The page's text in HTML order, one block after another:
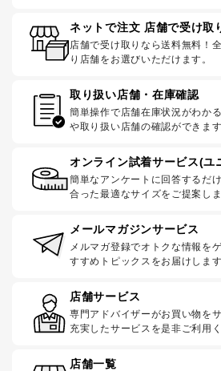
ネットで注文 店舗で受け取
店舗で受け取りなら送料無料！
り店舗をお選びいただけます。
取り扱い店舗・在庫確認
簡単操作で店舗在庫状況がわか
や取り扱い店舗の確認ができます
オンライン試着サービス(ユ
簡単なアンケートに回答するだ
合った最適なサイズをご提案しま
メールマガジンサービス
メルマガ登録でオトクな情報を
すすめトピックスをお届けします
店舗サービス
専門アドバイザーがお買い物を
充実したサービスを是非ご利用く
店舗一覧